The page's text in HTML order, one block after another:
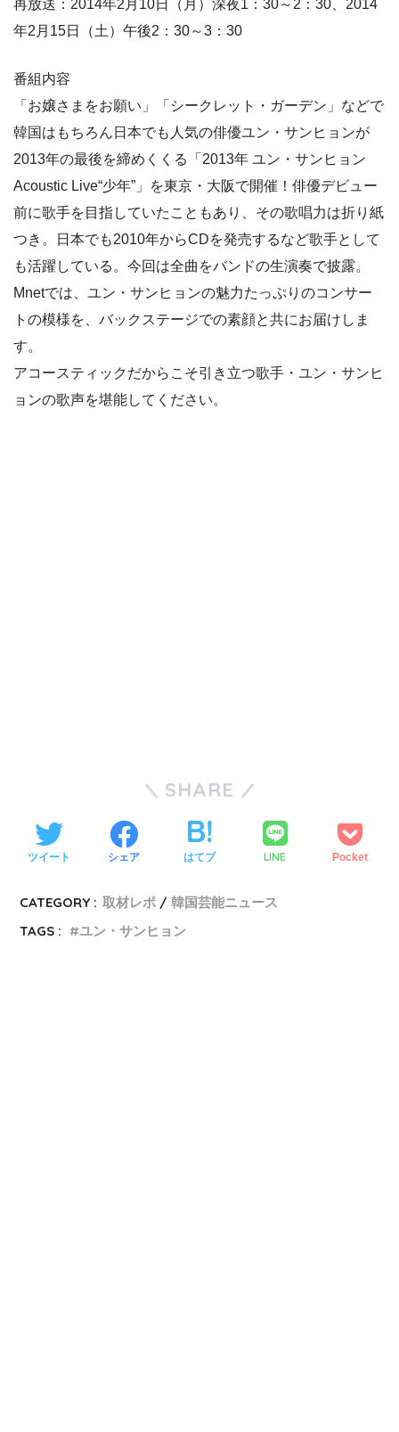
再放送：2014年2月10日（月）深夜1：30～2：30、2014
年2月15日（土）午後2：30～3：30
番組内容
「お嬢さまをお願い」「シークレット・ガーデン」などで
韓国はもちろん日本でも人気の俳優ユン・サンヒョンが
2013年の最後を締めくくる「2013年 ユン・サンヒョン
Acoustic Live“少年”」を東京・大阪で開催！俳優デビュー
前に歌手を目指していたこともあり、その歌唱力は折り紙
つき。日本でも2010年からCDを発売するなど歌手として
も活躍している。今回は全曲をバンドの生演奏で披露。
Mnetでは、ユン・サンヒョンの魅力たっぷりのコンサー
トの模様を、バックステージでの素顔と共にお届けしま
す。
アコースティックだからこそ引き立つ歌手・ユン・サンヒ
ョンの歌声を堪能してください。
SHARE
ツイート シェア はてブ LINE Pocket
CATEGORY : 取材レポ
韓国芸能ニュース
TAGS :
ユン・サンヒョン